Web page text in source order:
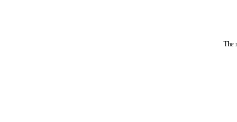
[속보]與 대표 경선 제주·인천 당원투표…金
이강인 "아틀레티코 이적 기뻐…등번호 7번 의미
[속보]與 당대표 경선, 제주·인천 권리당원 투표